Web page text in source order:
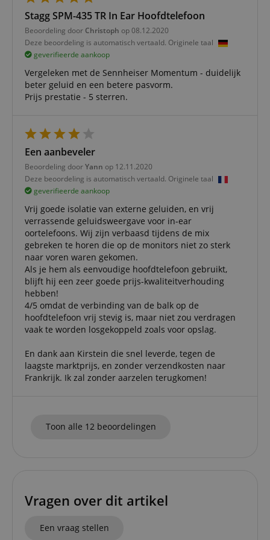
Stagg SPM-435 TR In Ear Hoofdtelefoon
Beoordeling door Christoph op 08.12.2020
Deze beoordeling is automatisch vertaald. Originele taal
geverifieerde aankoop
Vergeleken met de Sennheiser Momentum - duidelijk
beter geluid en een betere pasvorm.
Prijs prestatie - 5 sterren.
Een aanbeveler
Beoordeling doorYann op 12.11.2020
Deze beoordeling is automatisch vertaald. Originele taal
geverifieerde aankoop
Vrij goede isolatie van externe geluiden, en vrij
verrassende geluidsweergave voor in-ear
oortelefoons. Wij zijn verbaasd tijdens de mix
gebreken te horen die op de monitors niet zo sterk
naar voren waren gekomen.
Als je hem als eenvoudige hoofdtelefoon gebruikt,
blijft hij een zeer goede prijs-kwaliteitverhouding
hebben!
4/5 omdat de verbinding van de balk op de
hoofdtelefoon vrij stevig is, maar niet zou verdragen
vaak te worden losgekoppeld zoals voor opslag.
En dank aan Kirstein die snel leverde, tegen de
laagste marktprijs, en zonder verzendkosten naar
Frankrijk. Ik zal zonder aarzelen terugkomen!
Toon alle 12 beoordelingen
Vragen over dit artikel
Een vraag stellen
Strikt noodzakelijk Prestatie
Gericht op
Functionaliteit
Strikt noodzakelijke cookies maken
kernfunctionaliteit van de website mogelijk, zoals
gebruikersaanmelding en accountbeheer. Zonder
Naam
CookieScriptConsent
CookieScript
.kirstein.nl
session-id-apay
Amazon
.amazon.com
11 maanden
4 weken
FPGSID
.kirstein.nl
29 minuten
57 seconden
apay-session-set
Amazon.com
Google Privacy Policy